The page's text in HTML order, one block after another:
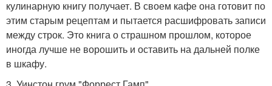
кулинарную книгу получает. В своем кафе она готовит по
этим старым рецептам и пытается расшифровать записи
между строк. Это книга о страшном прошлом, которое
иногда лучше не ворошить и оставить на дальней полке
в шкафу.